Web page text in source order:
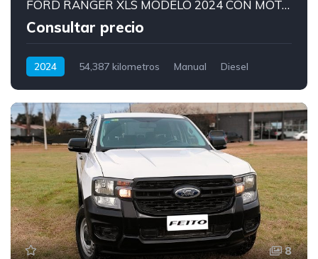
FORD RANGER XLS MODELO 2024 CON MOTOR 2.0
Consultar precio
2024 54,387 kilometros Manual Diesel
8